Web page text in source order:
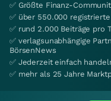
✅ Größte Finanz-
✅ über 550.000
✅ rund 2.000 Beiträge pro
✅ verlagsunabhängige
BörsenNews
✅ Jederzeit einfach
✅ mehr als 25 Jahre